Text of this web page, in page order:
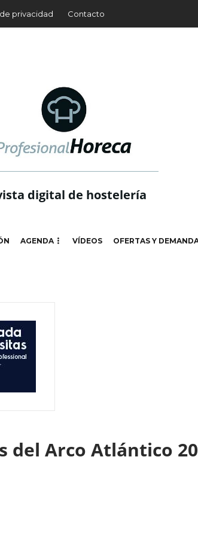
privacidad Contacto
digital de hostelería
AGENDA VÍDEOS OFERTAS Y
del Arco Atlántico